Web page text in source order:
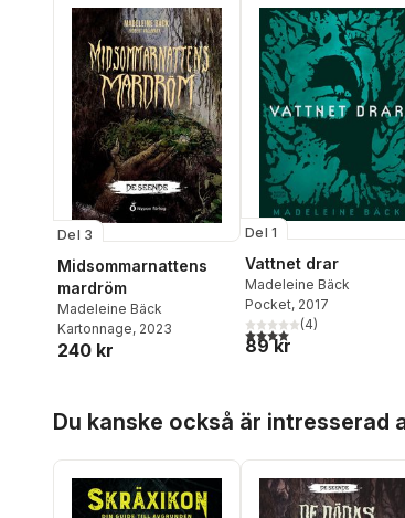
Del 3
Midsommarnattens
mardröm
Madeleine Bäck
Kartonnage, 2023
240 kr
Del 1
Vattnet drar
Madeleine Bäck
Pocket, 2017
4,0utav 5 stjärnor. Totalt
(4)
89 kr
Du kanske också är intresserad